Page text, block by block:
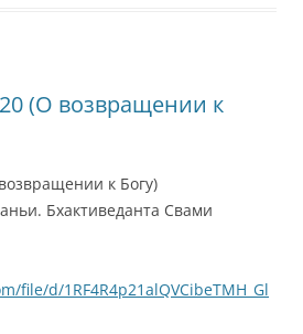
(О возвращении к
к Богу)
Бхактиведанта Свами
file/d/1RF4R4p21alQVCibeTMH_Gl